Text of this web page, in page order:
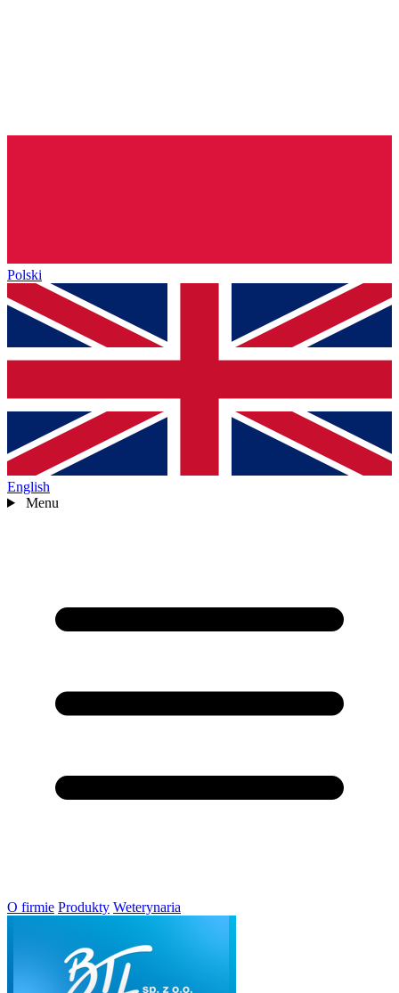
Polski
English
Menu
O firmie Produkty Weterynaria